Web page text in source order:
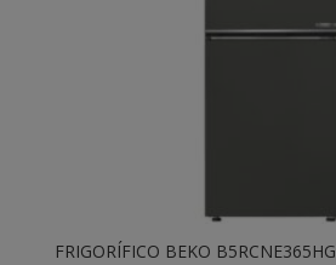
FRIGORÍFICO BEKO B5RCNE365HG